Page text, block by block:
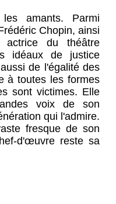
amants. Parmi
Chopin, ainsi
actrice du théâtre
idéaux de justice
de l'égalité des
à toutes les formes
sont victimes. Elle
voix de son
qui l'admire.
fresque de son
d'œuvre reste sa